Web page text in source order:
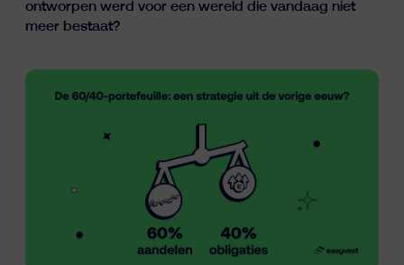
ontworpen werd voor een wereld die vandaag niet
meer bestaat?